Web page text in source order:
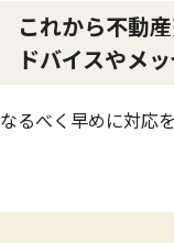
これから不動
ドバイスやメ
なるべく早めに対応